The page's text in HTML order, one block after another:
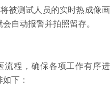
被测试人员的实时热成像画
自动报警并拍照留存。
流程，确保各项工作有序进
下：